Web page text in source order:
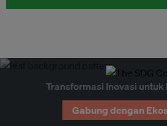
Transformasi Inovasi
Gabung dengan